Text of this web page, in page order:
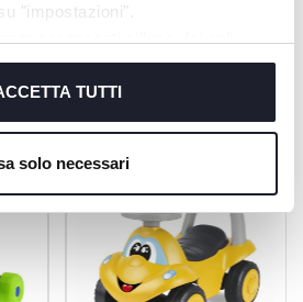
"impostazioni".
per fruire del servizio
TUTTI
solo necessari
POUVANT VOUS